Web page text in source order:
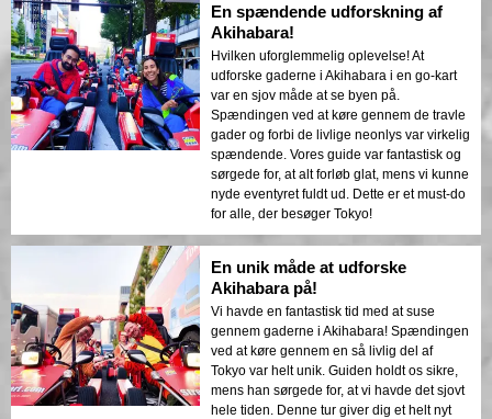
En spændende udforskning af
Akihabara!
Hvilken uforglemmelig oplevelse! At
udforske gaderne i Akihabara i en go-kart
var en sjov måde at se byen på.
Spændingen ved at køre gennem de travle
gader og forbi de livlige neonlys var virkelig
spændende. Vores guide var fantastisk og
sørgede for, at alt forløb glat, mens vi kunne
nyde eventyret fuldt ud. Dette er et must-do
for alle, der besøger Tokyo!
En unik måde at udforske
Akihabara på!
Vi havde en fantastisk tid med at suse
gennem gaderne i Akihabara! Spændingen
ved at køre gennem en så livlig del af
Tokyo var helt unik. Guiden holdt os sikre,
mens han sørgede for, at vi havde det sjovt
hele tiden. Denne tur giver dig et helt nyt